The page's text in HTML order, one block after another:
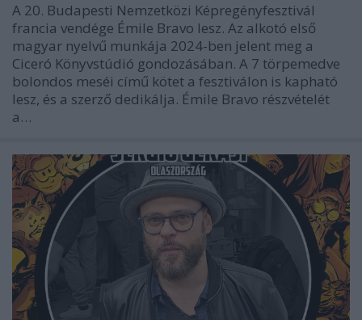
A 20. Budapesti Nemzetközi Képregényfesztivál
francia vendége Émile Bravo lesz. Az alkotó első
magyar nyelvű munkája 2024-ben jelent meg a
Ciceró Könyvstúdió gondozásában. A 7 törpemedve
bolondos meséi című kötet a fesztiválon is kapható
lesz, és a szerző dedikálja. Émile Bravo részvételét
a…